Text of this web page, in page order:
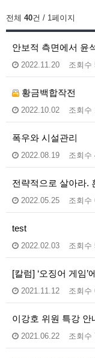
전체 40건 / 1페이지
안보적 측면에서 윤
2022.11.20 조회수
황금백합작전
2022.10.02 조회수
폭우와 시설관리
2022.08.19 조회수
전략적으로 살아라.
2022.05.25 조회수
test
2022.02.03 조회수
[칼럼] ‘오징어 게임
2021.11.12 조회수
이강호 위원 특강 안
2021.06.22 조회수